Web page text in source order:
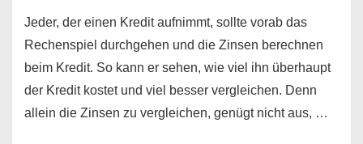
Jeder, der einen Kredit aufnimmt, sollte vorab das
Rechenspiel durchgehen und die Zinsen berechnen
beim Kredit. So kann er sehen, wie viel ihn überhaupt
der Kredit kostet und viel besser vergleichen. Denn
allein die Zinsen zu vergleichen, genügt nicht aus, …